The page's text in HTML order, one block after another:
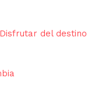
del destino